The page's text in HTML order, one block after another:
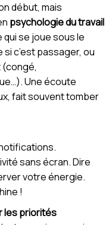
début, mais
psychologie du travail
qui se joue sous le
c’est passager, ou
(congé,
Une écoute
fait souvent tomber
sans écran. Dire
votre énergie.
!
les priorités